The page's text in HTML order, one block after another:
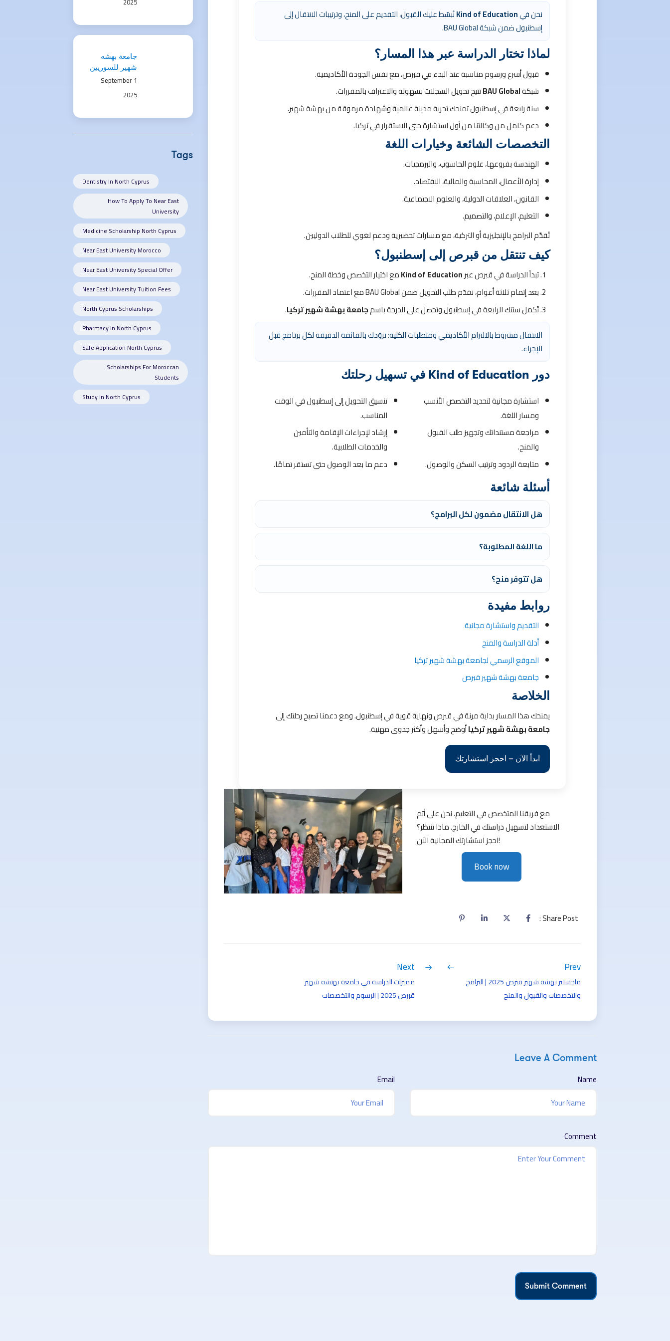
نحن فيKind of Educationنُبسّط عليك القبول، التقديم على المنح، وترتيبات الانتقال إلى
إسطنبول ضمن شبكة BAU Global.
لماذا تختار الدراسة عبر هذا المسار؟
قبول أسرع ورسوم مناسبة عند البدء في قبرص، مع نفس الجودة الأكاديمية.
شبكةBAU Globalتتيح تحويل السجلات بسهولة والاعتراف بالمقررات.
سنة رابعة في إسطنبول تمنحك تجربة مدينة عالمية وشهادة مرموقة من بهشة شهير.
دعم كامل من وكالتنا من أول استشارة حتى الاستقرار في تركيا.
التخصصات الشائعة وخيارات اللغة
الهندسة بفروعها، علوم الحاسوب، والبرمجيات.
إدارة الأعمال، المحاسبة والمالية، الاقتصاد.
القانون، العلاقات الدولية، والعلوم الاجتماعية.
التعليم، الإعلام، والتصميم.
تُقدَّم البرامج بالإنجليزية أو التركية، مع مسارات تحضيرية ودعم لغوي للطلاب الدوليين.
كيف تنتقل من قبرص إلى إسطنبول؟
تبدأ الدراسة في قبرص عبرKind of Educationمع اختيار التخصص وخطة المنح.
بعد إتمام ثلاثة أعوام، نقدّم طلب التحويل ضمن BAU Global مع اعتماد المقررات.
تُكمل سنتك الرابعة في إسطنبول وتحصل على الدرجة باسمجامعة بهشة شهير تركيا.
الانتقال مشروط بالالتزام الأكاديمي ومتطلبات الكلية؛ نزوّدك بالقائمة الدقيقة لكل برنامج قبل
الإجراء.
دور Kind of Education في تسهيل رحلتك
استشارة مجانية لتحديد التخصص الأنسب
ومسار اللغة.
مراجعة مستنداتك وتجهيز طلب القبول
والمنح.
متابعة الردود وترتيب السكن والوصول.
تنسيق التحويل إلى إسطنبول في الوقت
المناسب.
إرشاد لإجراءات الإقامة والتأمين
والخدمات الطلابية.
دعم ما بعد الوصول حتى تستقر تمامًا.
أسئلة شائعة
هل الانتقال مضمون لكل البرامج؟
ما اللغة المطلوبة؟
هل تتوفر منح؟
روابط مفيدة
التقديم واستشارة مجانية
أدلة الدراسة والمنح
الموقع الرسمي لجامعة بهشة شهير تركيا
جامعة بهشة شهير قبرص
الخلاصة
يمنحك هذا المسار بداية مرنة في قبرص ونهاية قوية في إسطنبول. ومع دعمنا تصبح رحلتك إلى
جامعة بهشة شهير تركياأوضح وأسهل وأكثر جدوى مهنية.
ابدأ الآن – احجز استشارتك
مع فريقنا المتخصص في التعليم، نحن على أتم
الاستعداد لتسهيل دراستك في الخارج. ماذا تنتظر؟
احجز استشارتك المجانية الآن!
Book now
Share Post :
Prev
ماجستير بهشة شهير قبرص 2025 | البرامج
والتخصصات والقبول والمنح
Next
مميزات الدراسة في جامعة بهتشه شهير
قبرص 2025 | الرسوم والتخصصات
Leave A Comment
Name
Email
Comment
جامعة بهشه
شهير للسوريين
2025 | فرص
مميزة
1 September
2025
Tags
Dentistry In North Cyprus
How To Apply To Near East
University
Medicine Scholarship North Cyprus
Near East University Morocco
Near East University Special Offer
Near East University Tuition Fees
North Cyprus Scholarships
Pharmacy In North Cyprus
Safe Application North Cyprus
Scholarships For Moroccan
Students
Study In North Cyprus